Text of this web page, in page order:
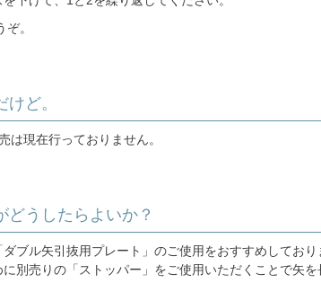
。
ど。
は現在行っておりません。
どうしたらよいか？
ブル矢引抜用プレート」のご使用をおすすめしており
別売りの「ストッパー」をご使用いただくことで矢を